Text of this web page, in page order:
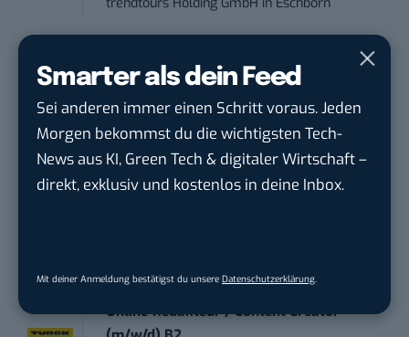
Smarter als dein Feed
Sei anderen immer einen Schritt voraus. Jeden
Morgen bekommst du die wichtigsten Tech-
News aus KI, Green Tech & digitaler Wirtschaft –
direkt, exklusiv und kostenlos in deine Inbox.
Mit deiner Anmeldung bestätigst du unsere Datenschutzerklärung
trendtours Holding GmbH in Eschborn
OAS AGinBremen
Art Director – UX Design / Adobe CC /
P...
meap GmbHinWitten
Online-Redakteur / Content Creator